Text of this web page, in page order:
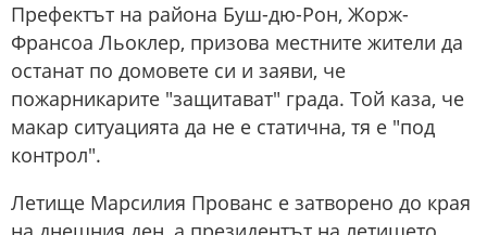
Префектът на района Буш-дю-Рон, Жорж-
Франсоа Льоклер, призова местните жители да
останат по домовете си и заяви, че
пожарникарите "защитават" града. Той каза, че
макар ситуацията да не е статична, тя е "под
контрол".
Летище Марсилия Прованс е затворено до края